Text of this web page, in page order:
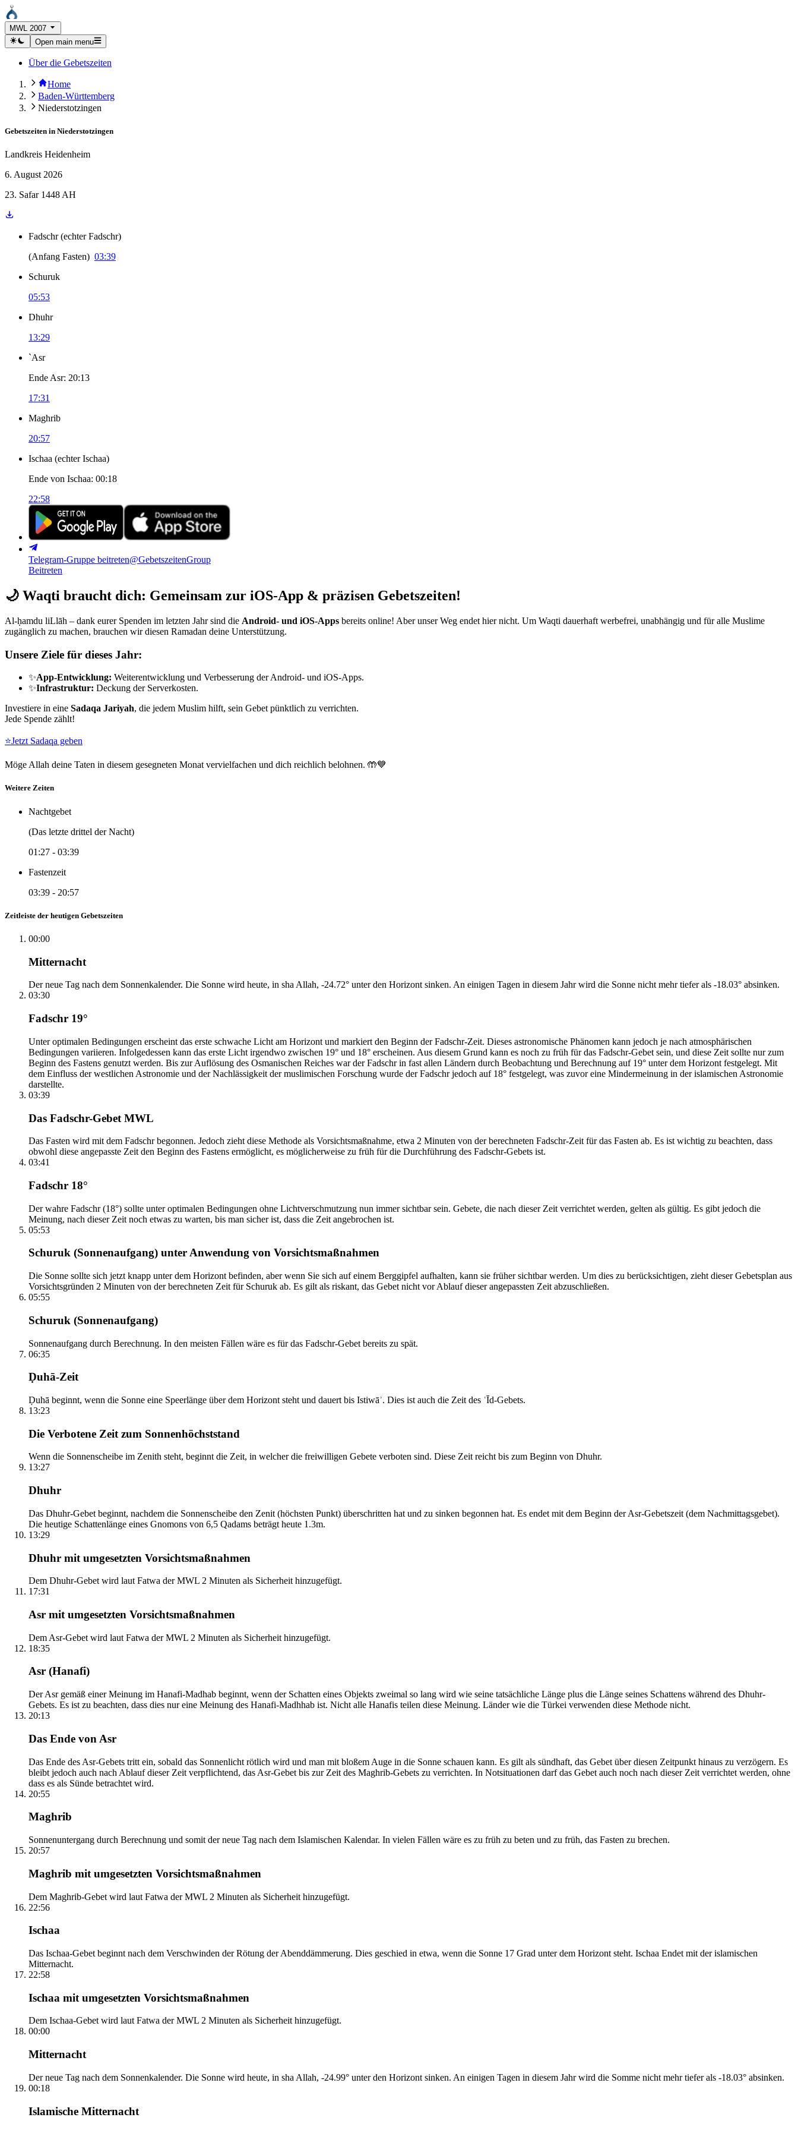
MWL 2007
Open main menu
Über die Gebetszeiten
Home
Baden-Württemberg
Niederstotzingen
Gebetszeiten in Niederstotzingen
Landkreis Heidenheim
6. August 2026
23. Safar 1448 AH
Fadschr (echter Fadschr)
(Anfang Fasten) 03:39
Schuruk
05:53
Dhuhr
13:29
`Asr
Ende Asr: 20:13
17:31
Maghrib
20:57
Ischaa (echter Ischaa)
Ende von Ischaa: 00:18
22:58
Telegram-Gruppe beitreten@GebetszeitenGroup
Beitreten
🌙 Waqti braucht dich: Gemeinsam zur iOS-App & präzisen Gebetszeiten!
Al-ḥamdu liLlāh – dank eurer Spenden im letzten Jahr sind die Android- und iOS-Apps bereits online! Aber unser Weg endet hier nicht. Um Waqti dauerhaft werbefrei, unabhängig und für alle Muslime
zugänglich zu machen, brauchen wir diesen Ramadan deine Unterstützung.
Unsere Ziele für dieses Jahr:
✨App-Entwicklung: Weiterentwicklung und Verbesserung der Android- und iOS-Apps.
✨Infrastruktur: Deckung der Serverkosten.
Investiere in eine Sadaqa Jariyah, die jedem Muslim hilft, sein Gebet pünktlich zu verrichten.
Jede Spende zählt!
⭐Jetzt Sadaqa geben
Möge Allah deine Taten in diesem gesegneten Monat vervielfachen und dich reichlich belohnen. 🤲💙
Weitere Zeiten
Nachtgebet
(Das letzte drittel der Nacht)
01:27 - 03:39
Fastenzeit
03:39 - 20:57
Zeitleiste der heutigen Gebetszeiten
00:00
Mitternacht
Der neue Tag nach dem Sonnenkalender. Die Sonne wird heute, in sha Allah, -24.72° unter den Horizont sinken. An einigen Tagen in diesem Jahr wird die Sonne nicht mehr tiefer als -18.03° absinken.
03:30
Fadschr 19°
Unter optimalen Bedingungen erscheint das erste schwache Licht am Horizont und markiert den Beginn der Fadschr-Zeit. Dieses astronomische Phänomen kann jedoch je nach atmosphärischen
Bedingungen variieren. Infolgedessen kann das erste Licht irgendwo zwischen 19° und 18° erscheinen. Aus diesem Grund kann es noch zu früh für das Fadschr-Gebet sein, und diese Zeit sollte nur zum
Beginn des Fastens genutzt werden. Bis zur Auflösung des Osmanischen Reiches war der Fadschr in fast allen Ländern durch Beobachtung und Berechnung auf 19° unter dem Horizont festgelegt. Mit
dem Einfluss der westlichen Astronomie und der Nachlässigkeit der muslimischen Forschung wurde der Fadschr jedoch auf 18° festgelegt, was zuvor eine Mindermeinung in der islamischen Astronomie
darstellte.
03:39
Das Fadschr-Gebet MWL
Das Fasten wird mit dem Fadschr begonnen. Jedoch zieht diese Methode als Vorsichtsmaßnahme, etwa 2 Minuten von der berechneten Fadschr-Zeit für das Fasten ab. Es ist wichtig zu beachten, dass
obwohl diese angepasste Zeit den Beginn des Fastens ermöglicht, es möglicherweise zu früh für die Durchführung des Fadschr-Gebets ist.
03:41
Fadschr 18°
Der wahre Fadschr (18°) sollte unter optimalen Bedingungen ohne Lichtverschmutzung nun immer sichtbar sein. Gebete, die nach dieser Zeit verrichtet werden, gelten als gültig. Es gibt jedoch die
Meinung, nach dieser Zeit noch etwas zu warten, bis man sicher ist, dass die Zeit angebrochen ist.
05:53
Schuruk (Sonnenaufgang) unter Anwendung von Vorsichtsmaßnahmen
Die Sonne sollte sich jetzt knapp unter dem Horizont befinden, aber wenn Sie sich auf einem Berggipfel aufhalten, kann sie früher sichtbar werden. Um dies zu berücksichtigen, zieht dieser Gebetsplan aus
Vorsichtsgründen 2 Minuten von der berechneten Zeit für Schuruk ab. Es gilt als riskant, das Gebet nicht vor Ablauf dieser angepassten Zeit abzuschließen.
05:55
Schuruk (Sonnenaufgang)
Sonnenaufgang durch Berechnung. In den meisten Fällen wäre es für das Fadschr-Gebet bereits zu spät.
06:35
Ḍuhā-Zeit
Ḍuhā beginnt, wenn die Sonne eine Speerlänge über dem Horizont steht und dauert bis Istiwāʾ. Dies ist auch die Zeit des ʿĪd-Gebets.
13:23
Die Verbotene Zeit zum Sonnenhöchststand
Wenn die Sonnenscheibe im Zenith steht, beginnt die Zeit, in welcher die freiwilligen Gebete verboten sind. Diese Zeit reicht bis zum Beginn von Dhuhr.
13:27
Dhuhr
Das Dhuhr-Gebet beginnt, nachdem die Sonnenscheibe den Zenit (höchsten Punkt) überschritten hat und zu sinken begonnen hat. Es endet mit dem Beginn der Asr-Gebetszeit (dem Nachmittagsgebet).
Die heutige Schattenlänge eines Gnomons von 6,5 Qadams beträgt heute 1.3m.
13:29
Dhuhr mit umgesetzten Vorsichtsmaßnahmen
Dem Dhuhr-Gebet wird laut Fatwa der MWL 2 Minuten als Sicherheit hinzugefügt.
17:31
Asr mit umgesetzten Vorsichtsmaßnahmen
Dem Asr-Gebet wird laut Fatwa der MWL 2 Minuten als Sicherheit hinzugefügt.
18:35
Asr (Hanafi)
Der Asr gemäß einer Meinung im Hanafi-Madhab beginnt, wenn der Schatten eines Objekts zweimal so lang wird wie seine tatsächliche Länge plus die Länge seines Schattens während des Dhuhr-
Gebets. Es ist zu beachten, dass dies nur eine Meinung des Hanafi-Madhhab ist. Nicht alle Hanafis teilen diese Meinung. Länder wie die Türkei verwenden diese Methode nicht.
20:13
Das Ende von Asr
Das Ende des Asr-Gebets tritt ein, sobald das Sonnenlicht rötlich wird und man mit bloßem Auge in die Sonne schauen kann. Es gilt als sündhaft, das Gebet über diesen Zeitpunkt hinaus zu verzögern. Es
bleibt jedoch auch nach Ablauf dieser Zeit verpflichtend, das Asr-Gebet bis zur Zeit des Maghrib-Gebets zu verrichten. In Notsituationen darf das Gebet auch noch nach dieser Zeit verrichtet werden, ohne
dass es als Sünde betrachtet wird.
20:55
Maghrib
Sonnenuntergang durch Berechnung und somit der neue Tag nach dem Islamischen Kalendar. In vielen Fällen wäre es zu früh zu beten und zu früh, das Fasten zu brechen.
20:57
Maghrib mit umgesetzten Vorsichtsmaßnahmen
Dem Maghrib-Gebet wird laut Fatwa der MWL 2 Minuten als Sicherheit hinzugefügt.
22:56
Ischaa
Das Ischaa-Gebet beginnt nach dem Verschwinden der Rötung der Abenddämmerung. Dies geschied in etwa, wenn die Sonne 17 Grad unter dem Horizont steht. Ischaa Endet mit der islamischen
Mitternacht.
22:58
Ischaa mit umgesetzten Vorsichtsmaßnahmen
Dem Ischaa-Gebet wird laut Fatwa der MWL 2 Minuten als Sicherheit hinzugefügt.
00:00
Mitternacht
Der neue Tag nach dem Sonnenkalender. Die Sonne wird heute, in sha Allah, -24.99° unter den Horizont sinken. An einigen Tagen in diesem Jahr wird die Somme nicht mehr tiefer als -18.03° absinken.
00:18
Islamische Mitternacht